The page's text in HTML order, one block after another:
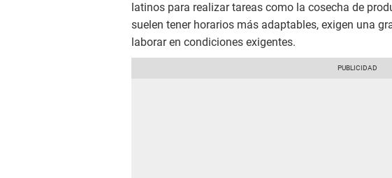
latinos para realizar tareas como la cosecha de
suelen tener horarios más adaptables, exigen una
laborar en condiciones exigentes.